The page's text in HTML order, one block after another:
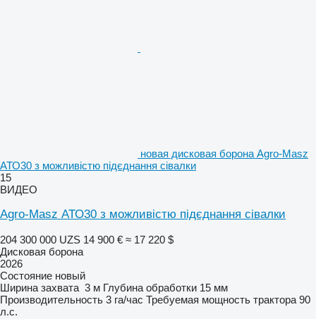
новая дисковая борона Agro-Masz
АТО30 з можливістю підєднання сівалки
15
ВИДЕО
Agro-Masz АТО30 з можливістю підєднання сівалки
204 300 000 UZS 14 900 € ≈ 17 220 $
Дисковая борона
2026
Состояние новый
Ширина захвата 3 м Глубина обработки 15 мм
Производительность 3 га/час Требуемая мощность трактора 90
л.с.